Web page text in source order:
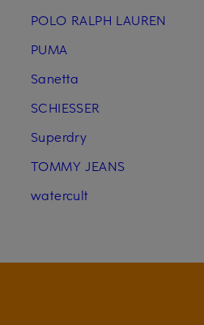
POLO RALPH LAUREN
PUMA
Sanetta
SCHIESSER
Superdry
TOMMY JEANS
watercult